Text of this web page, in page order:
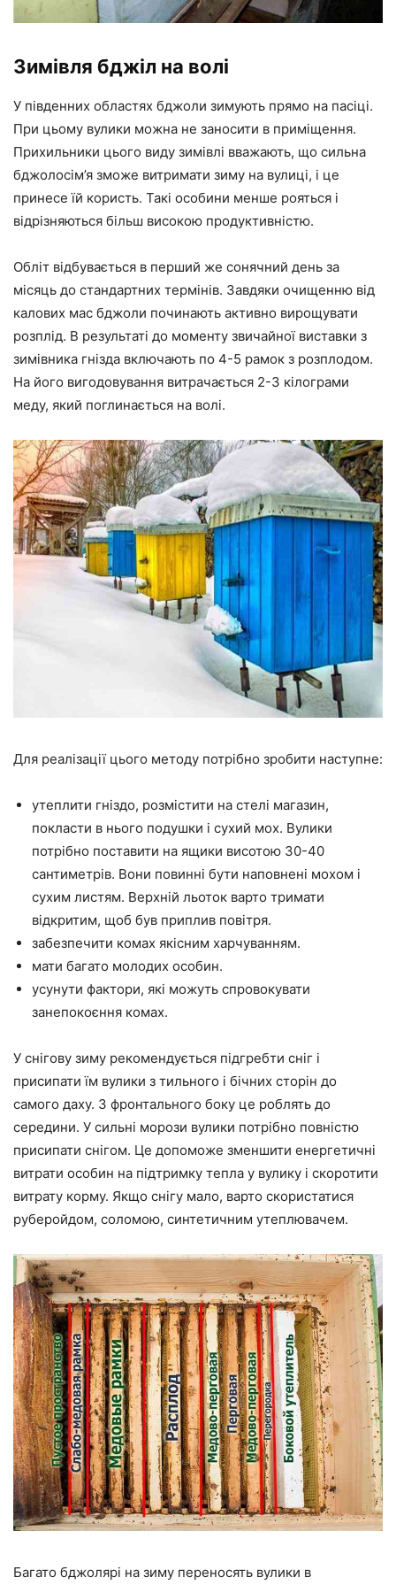
Зимівля бджіл на волі
У південних областях бджоли зимують прямо на пасіці.
При цьому вулики можна не заносити в приміщення.
Прихильники цього виду зимівлі вважають, що сильна
бджолосім’я зможе витримати зиму на вулиці, і це
принесе їй користь. Такі особини менше рояться і
відрізняються більш високою продуктивністю.
Обліт відбувається в перший же сонячний день за
місяць до стандартних термінів. Завдяки очищенню від
калових мас бджоли починають активно вирощувати
розплід. В результаті до моменту звичайної виставки з
зимівника гнізда включають по 4-5 рамок з розплодом.
На його вигодовування витрачається 2-3 кілограми
меду, який поглинається на волі.
Для реалізації цього методу потрібно зробити наступне:
утеплити гніздо, розмістити на стелі магазин,
покласти в нього подушки і сухий мох. Вулики
потрібно поставити на ящики висотою 30-40
сантиметрів. Вони повинні бути наповнені мохом і
сухим листям. Верхній льоток варто тримати
відкритим, щоб був приплив повітря.
забезпечити комах якісним харчуванням.
мати багато молодих особин.
усунути фактори, які можуть спровокувати
занепокоєння комах.
У снігову зиму рекомендується підгребти сніг і
присипати їм вулики з тильного і бічних сторін до
самого даху. З фронтального боку це роблять до
середини. У сильні морози вулики потрібно повністю
присипати снігом. Це допоможе зменшити енергетичні
витрати особин на підтримку тепла у вулику і скоротити
витрату корму. Якщо снігу мало, варто скористатися
руберойдом, соломою, синтетичним утеплювачем.
Багато бджолярі на зиму переносять вулики в